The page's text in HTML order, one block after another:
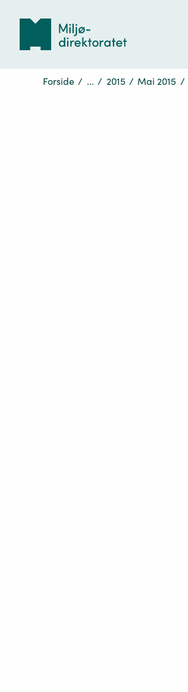
Forside / ... / 2015 / Mai 2015 /